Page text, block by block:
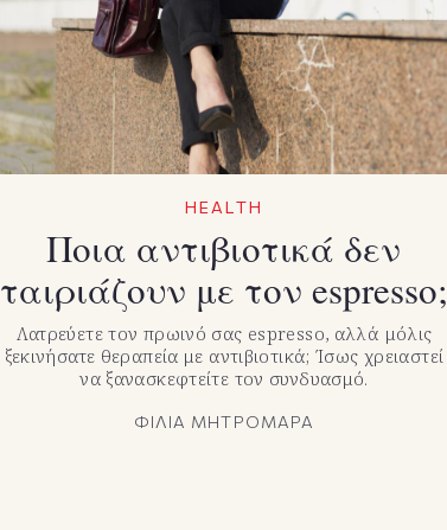
HEALTH
Ποια αντιβιοτικά δεν
ταιριάζουν με τον espresso;
Λατρεύετε τον πρωινό σας espresso, αλλά μόλις
ξεκινήσατε θεραπεία με αντιβιοτικά; Ίσως χρειαστεί
να ξανασκεφτείτε τον συνδυασμό.
ΦΙΛΙΑ ΜΗΤΡΟΜΑΡΑ